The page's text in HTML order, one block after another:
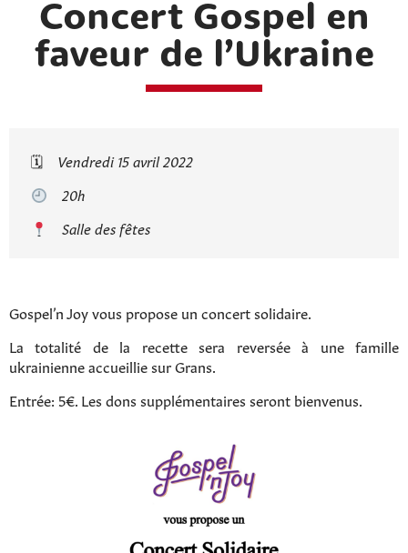
Concert Gospel en
faveur de l’Ukraine
🗓
Vendredi 15 avril 2022
20h
Salle des fêtes
Gospel’n Joy vous propose un concert solidaire.
La totalité de la recette sera reversée à une famille
ukrainienne accueillie sur Grans.
Entrée: 5€. Les dons supplémentaires seront bienvenus.